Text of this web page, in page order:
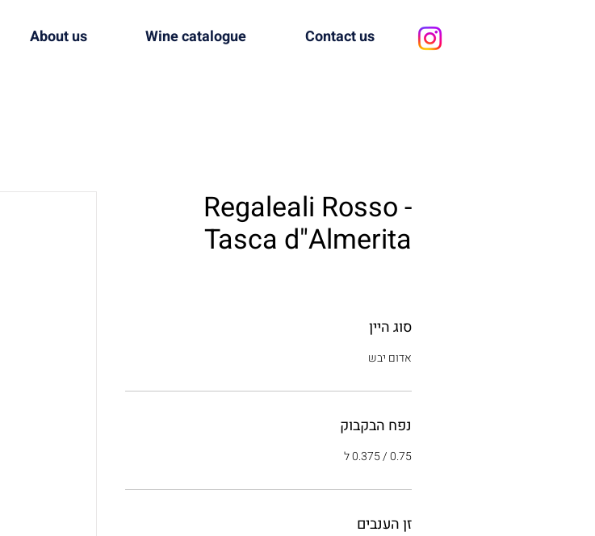
Contact us
Wine catalogue
About us
Regaleali Rosso -
Tasca d"Almerita
סוג היין
אדום יבש
נפח הבקבוק
0.75 / 0.375 ל
זן הענבים